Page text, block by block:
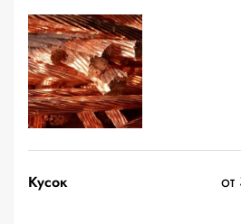
Кусок